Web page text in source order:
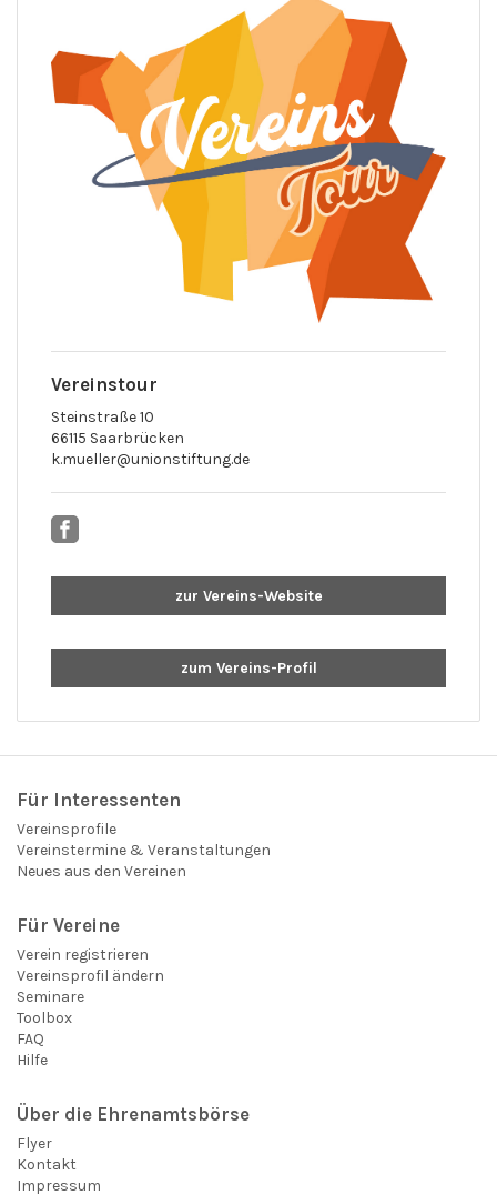
Vereinstour
Steinstraße 10
66115 Saarbrücken
k.mueller@unionstiftung.de
zur Vereins-Website
zum Vereins-Profil
Für Interessenten
Vereinsprofile
Vereinstermine & Veranstaltungen
Neues aus den Vereinen
Für Vereine
Verein registrieren
Vereinsprofil ändern
Seminare
Toolbox
FAQ
Hilfe
Über die Ehrenamtsbörse
Flyer
Kontakt
Impressum